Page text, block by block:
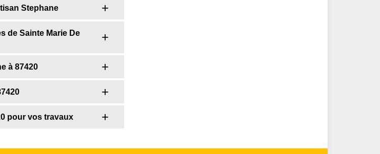
Stephane
de Sainte Marie De
à 87420
pour vos travaux